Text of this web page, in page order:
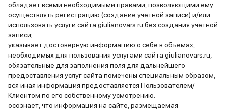
обладает всеми необходимыми правами, позволяющими ему
осуществлять регистрацию (создание учетной записи) и/или
использовать услуги сайта giulianovars.ru без создания учетной
записи;
указывает достоверную информацию о себе в объемах,
необходимых для пользования услугами сайта giulianovars.ru,
обязательные для заполнения поля для дальнейшего
предоставления услуг сайта помечены специальным образом,
вся иная информация предоставляется Пользователем/
Клиентом по его собственному усмотрению.
осознает, что информация на сайте, размещаемая